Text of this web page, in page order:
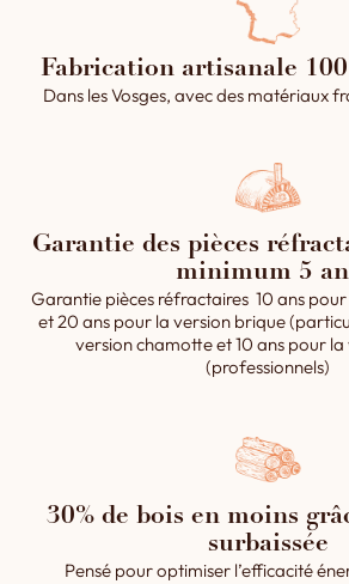
Fabrication artisanale 100
Dans les Vosges, avec des matériaux
Garantie des pièces
minimum 5
Garantie pièces réfractaires 10 ans
et 20 ans pour la version brique
version chamotte et 10 ans pour
(professionnels)
30% de bois en moins
surbaissée
Pensé pour optimiser l’efficacité